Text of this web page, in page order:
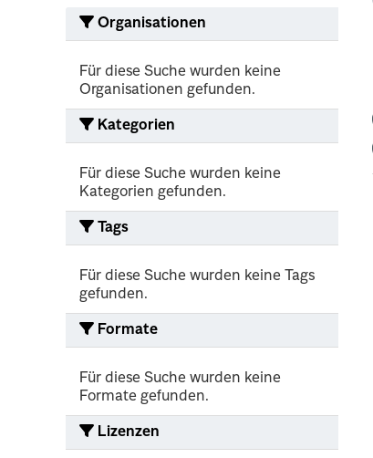
Organisationen
Für diese Suche wurden keine
Organisationen gefunden.
Kategorien
Für diese Suche wurden keine
Kategorien gefunden.
Tags
Für diese Suche wurden keine Tags
gefunden.
Formate
Für diese Suche wurden keine
Formate gefunden.
Lizenzen